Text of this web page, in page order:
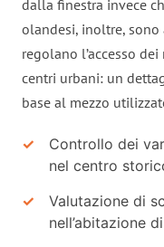
dalla finestra invece
olandesi, inoltre, sono
regolano l’accesso
centri urbani: un
base al mezzo
Controllo dei
nel centro
Valutazione di
nell’abitazione